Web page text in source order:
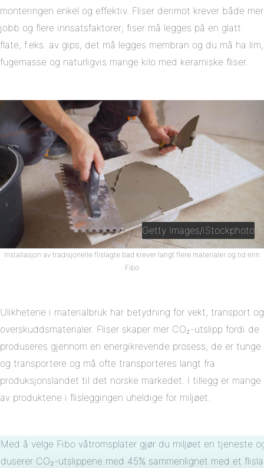
monteringen enkel og effektiv. Fliser derimot krever både mer
jobb og flere innsatsfaktorer; fiser må legges på en glatt
flate, f.eks. av gips, det må legges membran og du må ha lim,
fugemasse og naturligvis mange kilo med keramiske fliser.
Getty Images/iStockphoto
Installasjon av tradisjonelle flislagte bad krever langt flere materialer og tid enn
Fibo
Ulikhetene i materialbruk har betydning for vekt, transport og
overskuddsmaterialer. Fliser skaper mer CO₂-utslipp fordi de
produseres gjennom en energikrevende prosess, de er tunge
og transportere og må ofte transporteres langt fra
produksjonslandet til det norske markedet. I tillegg er mange
av produktene i flisleggingen uheldige for miljøet.
å velge Fibo våtromsplater gjør du miljøet en tjeneste
CO₂-utslippene med 45% sammenlignet med et